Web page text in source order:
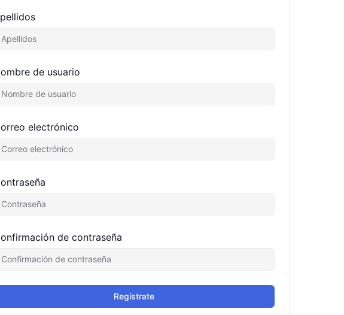
de usuario
electrónico
de contraseña
Regístrate